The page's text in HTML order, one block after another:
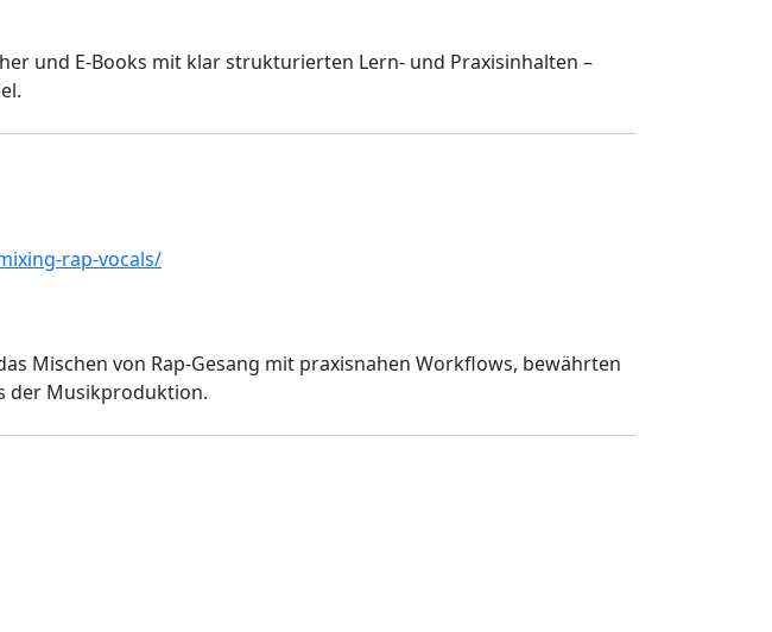
und E-Books mit klar strukturierten Lern- und Praxisinhalten –
rap-vocals/
Mischen von Rap-Gesang mit praxisnahen Workflows, bewährten
der Musikproduktion.